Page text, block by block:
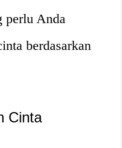
perlu Anda
berdasarkan
Cinta